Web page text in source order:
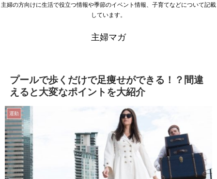
主婦の方向けに生活で役立つ情報や季節のイベント情報、子育てなどについて記載
しています。
主婦マガ
プールで歩くだけで足痩せができる！？間違
えると大変なポイントを大紹介
運動